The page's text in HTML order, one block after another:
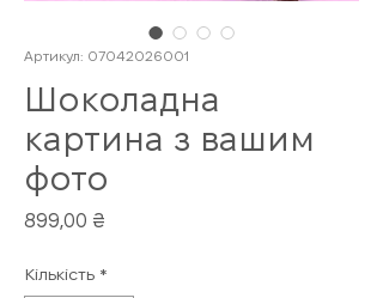
Артикул: 07042026001
Шоколадна
картина з вашим
фото
899,00 ₴
Кількість *